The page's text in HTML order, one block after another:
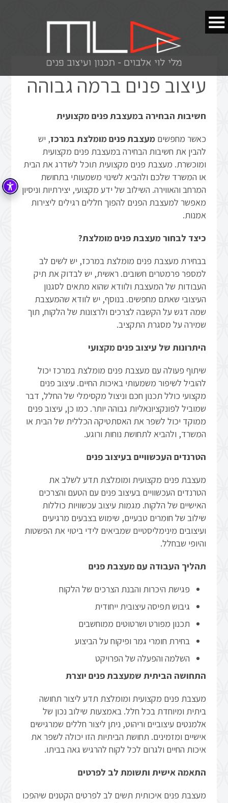
עיצוב פנים ברמה גבוהה
חשיבות הבחירה במעצבת פנים מקצועית
כאשר מחפשים מעצבת פנים מומלצת במרכז, יש
להבין את חשיבות הבחירה במעצבת פנים מקצועית
ומוכשרת. מעצבת פנים מקצועית תוכל לשדרג את הבית
או המשרד שלכם ולהביא לשינוי משמעותי בתחושת
המרחב והאווירה. השילוב של ידע מקצועי, יצירתיות וניסיון
מאפשר למעצבת הפנים להפוך חללים רגילים ליצירות
אמנות.
כיצד לבחור מעצבת פנים מומלצת?
בבחירת מעצבת פנים מומלצת במרכז, יש לשים לב
למספר פרמטרים חשובים. ראשית, יש לבדוק את תיק
העבודות של המעצבת ולוודא שהוא מתאים לסגנון
העיצובי שאתם מחפשים. בנוסף, יש לוודא שהמעצבת
שמה דגש על הקשבה לצרכים ולרצונות של הלקוח, תוך
שמירה על מסגרת התקציב.
היתרונות של עיצוב פנים מקצועי
שיתוף פעולה עם מעצבת פנים מומלצת במרכז יכול
להוביל לשיפור משמעותי באיכות החיים. עיצוב פנים
מקצועי כולל תכנון חכם וניצול מקסימלי של החלל, דבר
שמוביל לפונקציונאליות גבוהה יותר. כמו כן, עיצוב פנים
ממוקד יכול לשפר את האסתטיקה הכללית של הבית או
המשרד, ולהביא לתחושת נוחות ורוגע.
הטרנדים העכשוויים בעיצוב פנים
מעצבת פנים מקצועית ומומלצת תדע לשלב את
הטרנדים העכשוויים בעיצוב פנים עם הטעם והצרכים
האישיים של הלקוח. מגמות עיצוב עכשוויות כוללות
שילוב של חומרים טבעיים, שימוש בצבעים מרגיעים
ועיצובים מינימליסטיים שמביאים לידי ביטוי את הפשטות
והיופי שבחלל.
תהליך העבודה עם מעצבת פנים
פגישת היכרות והבנת הצרכים של הלקוח
גיבוש תפיסה עיצובית ייחודית
תכנון מפורט ושרטוטים ממוחשבים
בחירת חומרי גמר ופיקוח על הביצוע
השלמה והפעלה של הפרויקט
התחושה הביתית שמעצבת פנים יוצרת
מעצבת פנים מקצועית ומומלצת תדע ליצור תחושה
ביתית ומיוחדת בכל חלל. באמצעות שילוב נכון של
אלמנטים עיצוביים וריהוט, ניתן ליצור חללים שמרגישים
אישיים ומזמינים. תחושת הביתיות הזו יכולה לשפר את
איכות החיים ולגרום לכל לקוח להרגיש גאה בביתו.
התאמה אישית ותשומת לב לפרטים
מעצבת פנים איכותית תשים לב לפרטים הקטנים שיהפכו